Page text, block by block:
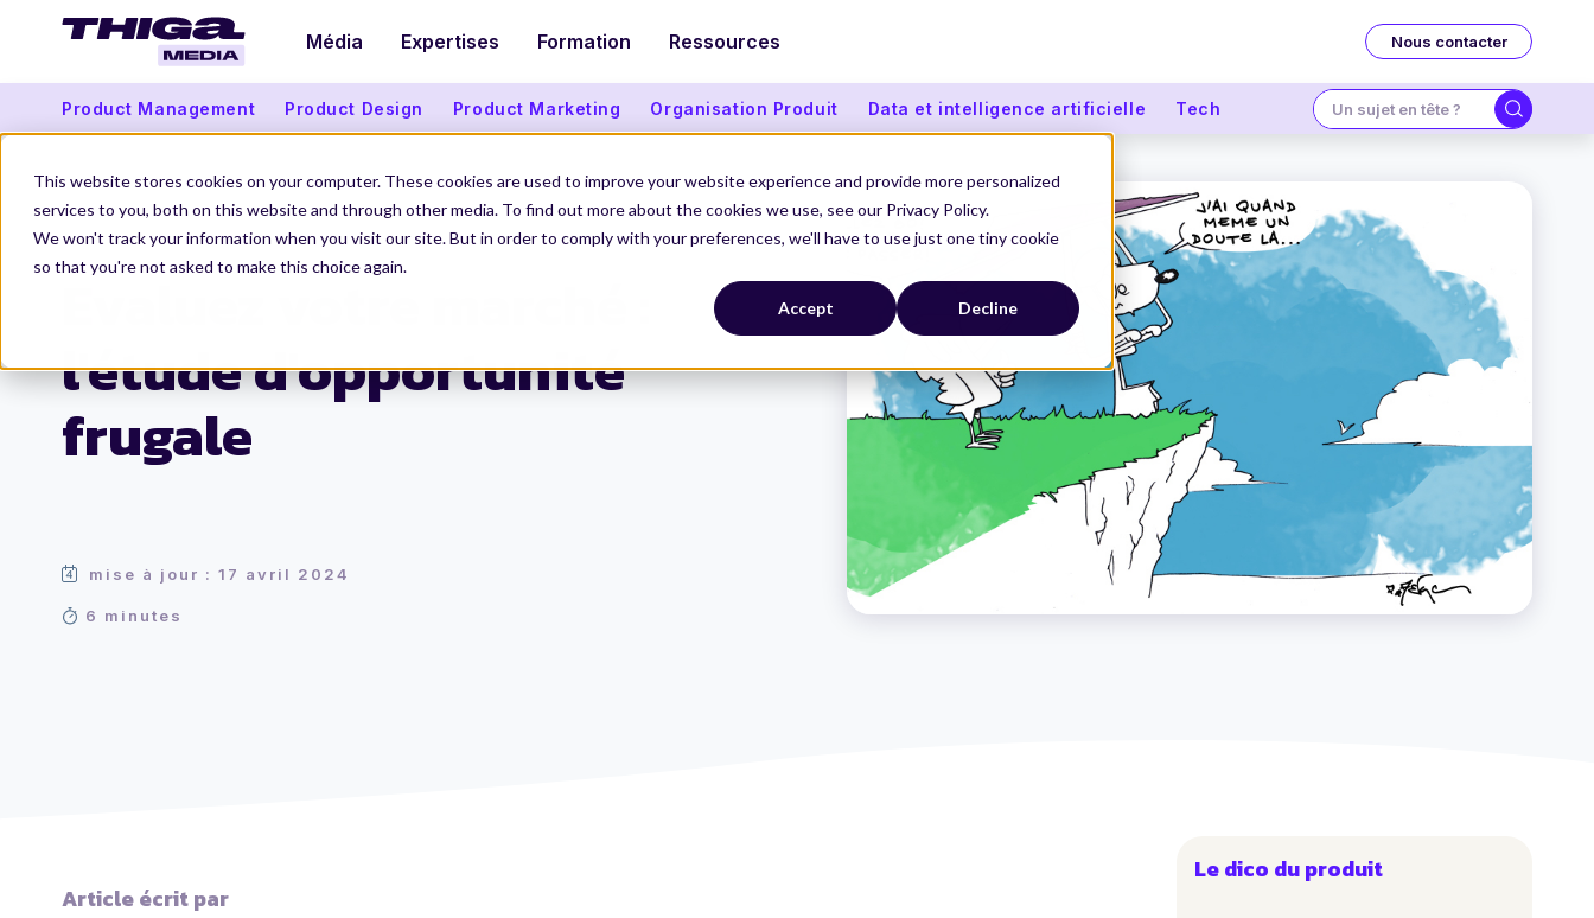
This website stores cookies on your computer. These cookies are used to improve your website experience and provide more personalized
services to you, both on this website and through other media. To find out more about the cookies we use, see our Privacy Policy.
We won't track your information when you visit our site. But in order to comply with your preferences, we'll have to use just one tiny cookie
so that you're not asked to make this choice again.
Accept Decline
Média Expertises Formation Ressources Nous contacter
Product Management Product Design Product Marketing Organisation Produit Data et intelligence artificielle Tech
Thiga Media Product Marketing Evaluez votre marché : l'étude d'opportunité frugale
Evaluez votre marché :
l'étude d'opportunité
frugale
mise à jour : 17 avril 2024
6 minutes
Article écrit par
Le dico du produit